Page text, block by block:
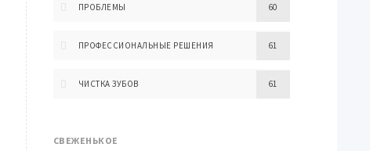
ПРОБЛЕМЫ 60
ПРОФЕССИОНАЛЬНЫЕ РЕШЕНИЯ 61
ЧИСТКА ЗУБОВ 61
СВЕЖЕНЬКОЕ